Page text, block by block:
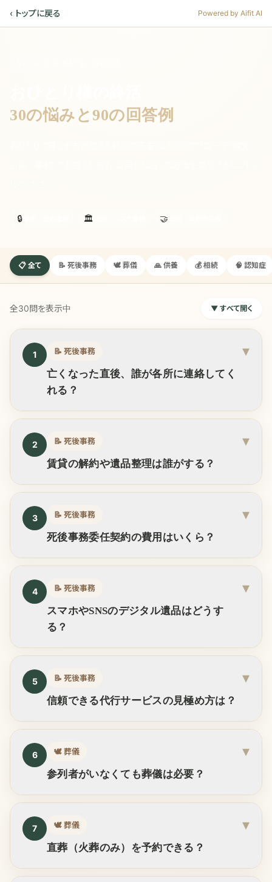
‹ トップに戻る Powered by Aifit AI
30の悩みと90の回答例
🔒 🏛️ 🤝
📋 全て 📝 死後事務 🕊️ 葬儀 🙏 供養 💰 相続 🧠 認知症
全30問を表示中 ▼ すべて開く
1 📝 死後事務
亡くなった直後、誰が各所に連絡してく
れる？
▾
2 📝 死後事務
賃貸の解約や遺品整理は誰がする？
▾
3 📝 死後事務
死後事務委任契約の費用はいくら？
▾
4 📝 死後事務
スマホやSNSのデジタル遺品はどうす
る？
▾
5 📝 死後事務
信頼できる代行サービスの見極め方は？
▾
6 🕊️葬儀
参列者がいなくても葬儀は必要？
▾
7 🕊️葬儀
直葬（火葬のみ）を予約できる？
▾